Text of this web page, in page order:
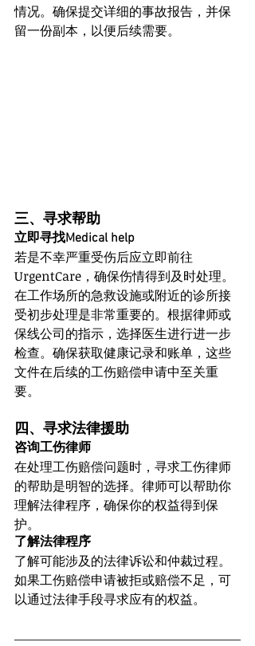
情况。确保提交详细的事故报告，并保
留一份副本，以便后续需要。
三、寻求帮助
立即寻找Medical help
若是不幸严重受伤后应立即前往
UrgentCare，确保伤情得到及时处理。
在工作场所的急救设施或附近的诊所接
受初步处理是非常重要的。根据律师或
保线公司的指示，选择医生进行进一步
检查。确保获取健康记录和账单，这些
文件在后续的工伤赔偿申请中至关重
要。
四、寻求法律援助
咨询工伤律师
在处理工伤赔偿问题时，寻求工伤律师
的帮助是明智的选择。律师可以帮助你
理解法律程序，确保你的权益得到保
护。
了解法律程序
了解可能涉及的法律诉讼和仲裁过程。
如果工伤赔偿申请被拒或赔偿不足，可
以通过法律手段寻求应有的权益。